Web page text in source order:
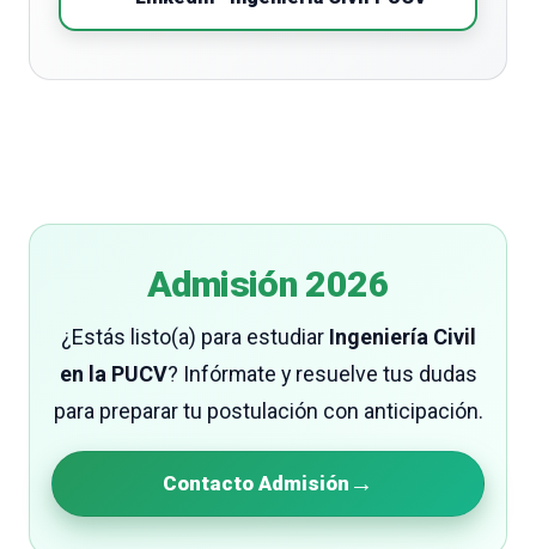
Admisión 2026
¿Estás listo(a) para estudiar Ingeniería Civil
en la PUCV? Infórmate y resuelve tus dudas
para preparar tu postulación con anticipación.
Contacto Admisión →